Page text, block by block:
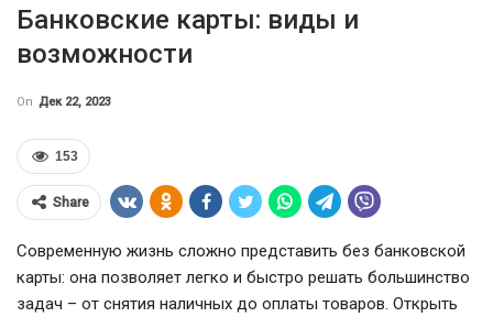
Банковские карты: виды и
возможности
On Дек 22, 2023
153
Share
Современную жизнь сложно представить без банковской
карты: она позволяет легко и быстро решать большинство
задач – от снятия наличных до оплаты товаров. Открыть